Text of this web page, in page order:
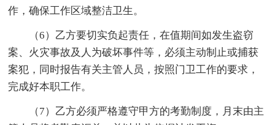
作，确保工作区域整洁卫生。
（6）乙方要切实负起责任，在值期间如发生盗窃
案、火灾事故及人为破坏事件等，必须主动制止或捕获
案犯，同时报告有关主管人员，按照门卫工作的要求，
完成好本职工作。
（7）乙方必须严格遵守甲方的考勤制度，月末由主